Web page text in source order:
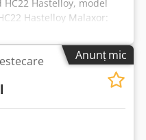
Hastelloy, model
Hastelloy Malaxor:
fotografiile) Volum
27 litri Presiune de
de operare: 0/+140
Greutate netă: 1400 kg
Sistem hidraulic pentru
tubular) Automatizare
ne și pentru o
supravegheate de
Anunț mic